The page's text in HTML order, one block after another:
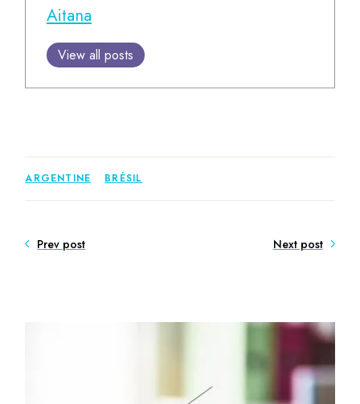
Aitana
View all posts
ARGENTINE BRÉSIL
Prev post Next post